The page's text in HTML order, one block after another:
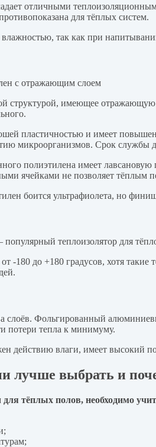
отличными
для тёплых систем.
так как при
структурой, имеющее
пластичностью и имеет
микроорганизмов. Срок службы
полиэтилена имеет
ячейками не позволяет тёплым
боится ультрафиолета, но
теплоизолятор для
-180 до +180 градусов, хотя
слоёв. Фольгированный
потери тепла к минимуму.
действию влаги, имеет высокий
лучше выбрать и
тёплых полов, необходимо